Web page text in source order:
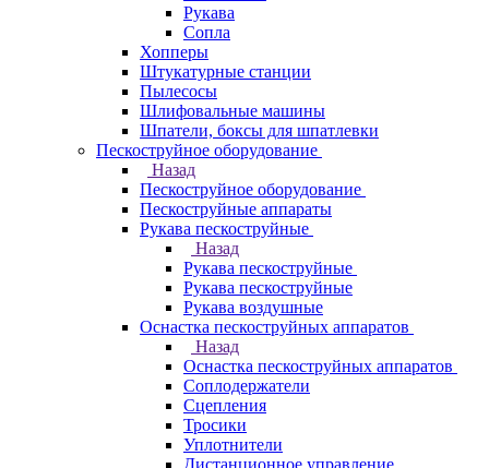
Рукава
Сопла
Хопперы
Штукатурные станции
Пылесосы
Шлифовальные машины
Шпатели, боксы для шпатлевки
Пескоструйное оборудование
Назад
Пескоструйное оборудование
Пескоструйные аппараты
Рукава пескоструйные
Назад
Рукава пескоструйные
Рукава пескоструйные
Рукава воздушные
Оснастка пескоструйных аппаратов
Назад
Оснастка пескоструйных аппаратов
Соплодержатели
Сцепления
Тросики
Уплотнители
Дистанционное управление